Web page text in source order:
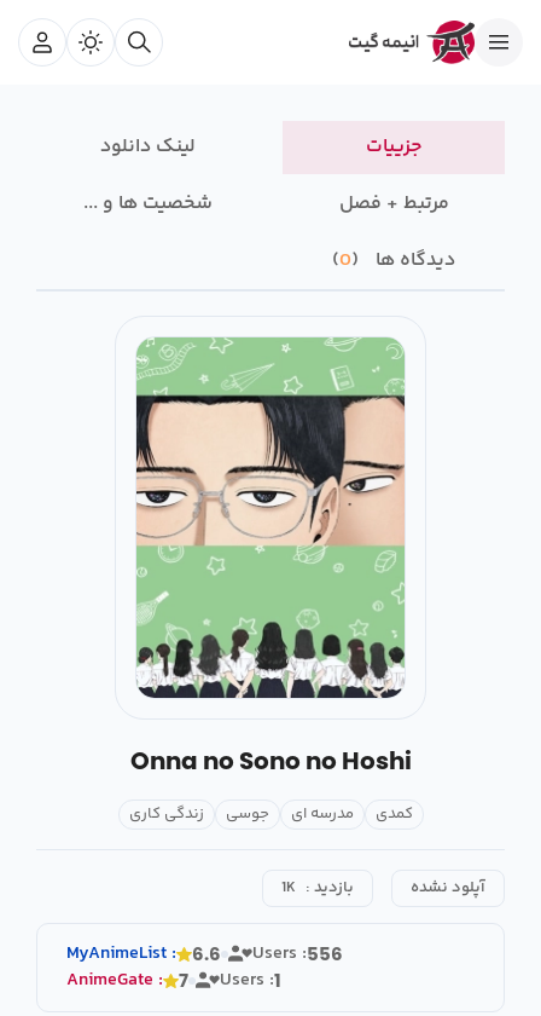
جزییات
لینک دانلود
مرتبط + فصل
شخصیت ها و ...
دیدگاه ها
0
Onna no Sono no Hoshi
کمدی مدرسه ای جوسی زندگی کاری
آپلود نشده بازدید : 1K
MyAnimeList : 6.6 Users :556
AnimeGate : 7 Users :1